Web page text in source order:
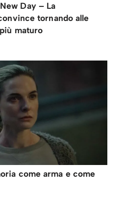
Day – La
tornando alle
maturo
come arma e come